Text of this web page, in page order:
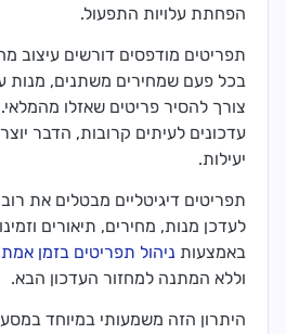
הפחתת עלויות התפעול.
תפריטים מודפסים דורשים עיצוב
בכל פעם שמחירים משתנים, מנות
צורך להסיר פריטים שאזלו
עדכונים לעיתים קרובות, הדבר
יעילות.
תפריטים דיגיטליים מבטלים את רוב
לעדכן מנות, מחירים, תיאורים
באמצעות ניהול תפריטים בזמן אמת
וללא המתנה למחזור העדכון הבא.
היתרון הזה משמעותי במיוחד